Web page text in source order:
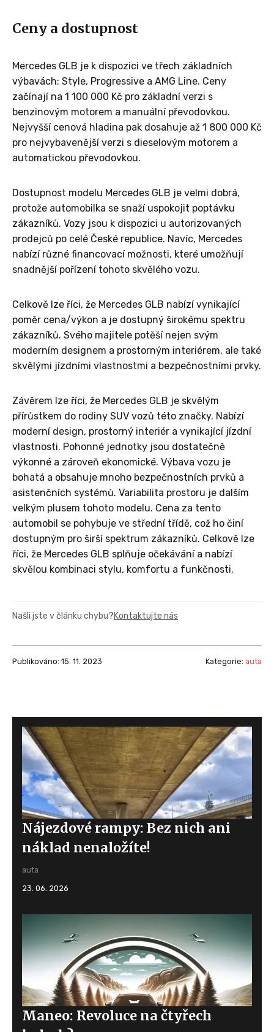
Ceny a dostupnost
Mercedes GLB je k dispozici ve třech základních
výbavách: Style, Progressive a AMG Line. Ceny
začínají na 1 100 000 Kč pro základní verzi s
benzinovým motorem a manuální převodovkou.
Nejvyšší cenová hladina pak dosahuje až 1 800 000 Kč
pro nejvybavenější verzi s dieselovým motorem a
automatickou převodovkou.
Dostupnost modelu Mercedes GLB je velmi dobrá,
protože automobilka se snaží uspokojit poptávku
zákazníků. Vozy jsou k dispozici u autorizovaných
prodejců po celé České republice. Navíc, Mercedes
nabízí různé financovací možnosti, které umožňují
snadnější pořízení tohoto skvělého vozu.
Celkově lze říci, že Mercedes GLB nabízí vynikající
poměr cena/výkon a je dostupný širokému spektru
zákazníků. Svého majitele potěší nejen svým
moderním designem a prostorným interiérem, ale také
skvělými jízdními vlastnostmi a bezpečnostními prvky.
Závěrem lze říci, že Mercedes GLB je skvělým
přírůstkem do rodiny SUV vozů této značky. Nabízí
moderní design, prostorný interiér a vynikající jízdní
vlastnosti. Pohonné jednotky jsou dostatečně
výkonné a zároveň ekonomické. Výbava vozu je
bohatá a obsahuje mnoho bezpečnostních prvků a
asistenčních systémů. Variabilita prostoru je dalším
velkým plusem tohoto modelu. Cena za tento
automobil se pohybuje ve střední třídě, což ho činí
dostupným pro širší spektrum zákazníků. Celkově lze
říci, že Mercedes GLB splňuje očekávání a nabízí
skvělou kombinaci stylu, komfortu a funkčnosti.
Našli jste v článku chybu?Kontaktujte nás
Publikováno: 15. 11. 2023 Kategorie: auta
Nájezdové rampy: Bez nich ani
náklad nenaložíte!
auta
23. 06. 2026
Maneo: Revoluce na čtyřech